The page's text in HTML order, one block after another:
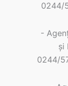
0244/
-
și
0244/